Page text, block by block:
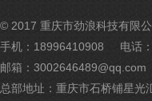
© 2017 重庆市劲浪科技有限
手机：18996410908
电话
邮箱：3002646489@qq.com
总部地址：重庆市石桥铺星光